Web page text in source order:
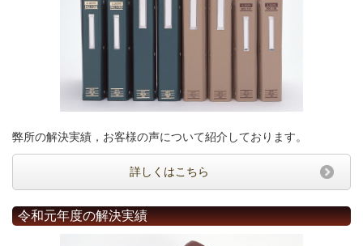
弊所の解決実績，お客様の声について紹介しております。
詳しくはこちら
令和元年度の解決実績